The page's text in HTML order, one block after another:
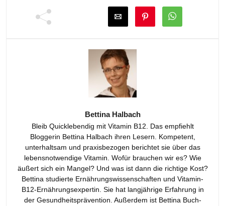
Bettina Halbach
Bleib Quicklebendig mit Vitamin B12. Das empfiehlt
Bloggerin Bettina Halbach ihren Lesern. Kompetent,
unterhaltsam und praxisbezogen berichtet sie über das
lebensnotwendige Vitamin. Wofür brauchen wir es? Wie
äußert sich ein Mangel? Und was ist dann die richtige Kost?
Bettina studierte Ernährungswissenschaften und Vitamin-
B12-Ernährungsexpertin. Sie hat langjährige Erfahrung in
der Gesundheitsprävention. Außerdem ist Bettina Buch-